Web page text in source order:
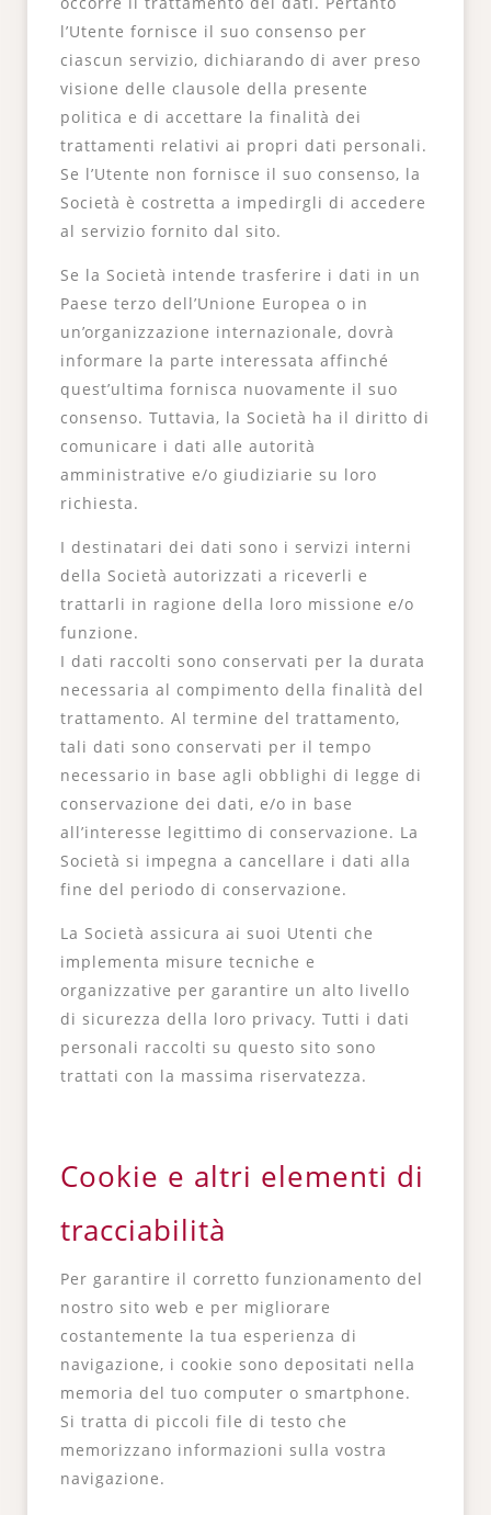
l’Utente fornisce il suo consenso per
ciascun servizio, dichiarando di aver preso
visione delle clausole della presente
politica e di accettare la finalità dei
trattamenti relativi ai propri dati personali.
Se l’Utente non fornisce il suo consenso, la
Società è costretta a impedirgli di accedere
al servizio fornito dal sito.
Se la Società intende trasferire i dati in un
Paese terzo dell’Unione Europea o in
un’organizzazione internazionale, dovrà
informare la parte interessata affinché
quest’ultima fornisca nuovamente il suo
consenso. Tuttavia, la Società ha il diritto di
comunicare i dati alle autorità
amministrative e/o giudiziarie su loro
richiesta.
I destinatari dei dati sono i servizi interni
della Società autorizzati a riceverli e
trattarli in ragione della loro missione e/o
funzione.
I dati raccolti sono conservati per la durata
necessaria al compimento della finalità del
trattamento. Al termine del trattamento,
tali dati sono conservati per il tempo
necessario in base agli obblighi di legge di
conservazione dei dati, e/o in base
all’interesse legittimo di conservazione. La
Società si impegna a cancellare i dati alla
fine del periodo di conservazione.
La Società assicura ai suoi Utenti che
implementa misure tecniche e
organizzative per garantire un alto livello
di sicurezza della loro privacy. Tutti i dati
personali raccolti su questo sito sono
trattati con la massima riservatezza.
Cookie e altri elementi di
tracciabilità
Per garantire il corretto funzionamento del
nostro sito web e per migliorare
costantemente la tua esperienza di
navigazione, i cookie sono depositati nella
memoria del tuo computer o smartphone.
Si tratta di piccoli file di testo che
memorizzano informazioni sulla vostra
navigazione.